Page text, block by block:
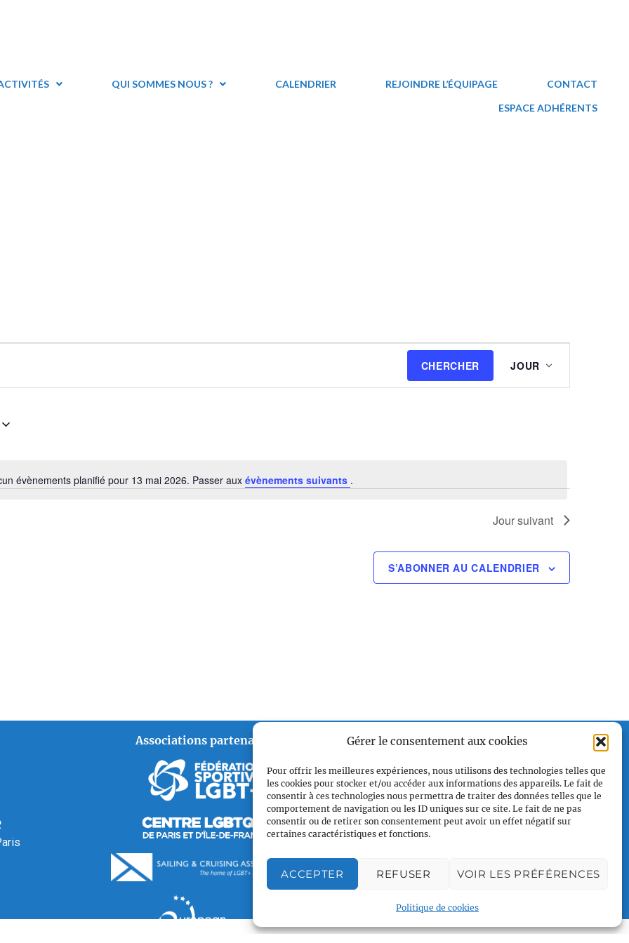
Gérer le consentement aux cookies
Pour offrir les meilleures expériences, nous utilisons des technologies telles que
les cookies pour stocker et/ou accéder aux informations des appareils. Le fait de
consentir à ces technologies nous permettra de traiter des données telles que le
comportement de navigation ou les ID uniques sur ce site. Le fait de ne pas
consentir ou de retirer son consentement peut avoir un effet négatif sur
certaines caractéristiques et fonctions.
ACCEPTER REFUSER VOIR LES PRÉFÉRENCES
Politique de cookies
QUI SOMMES NOUS ? CALENDRIER REJOINDRE L’ÉQUIPAGE
CONTACT
ESPACE ADHÉRENTS
Notice
évènements planifié pour 13 mai 2026. Passer aux évènements suivants .
CHERCHER JOUR
Jour suivant
S’ABONNER AU CALENDRIER
Associations partenaires Plan du site
Qui sommes nous
Croisières en voilier
Voile légère
Voile sportive
Rejoindre l'équipage
Contact
Espace Membre